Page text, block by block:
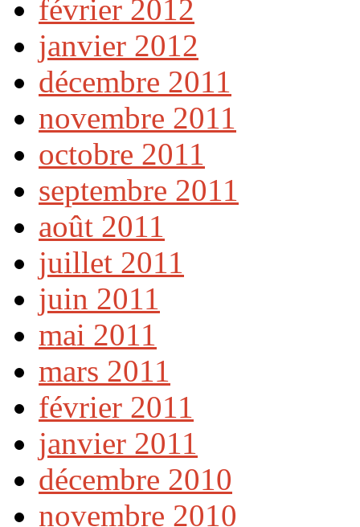
février 2012
janvier 2012
décembre 2011
novembre 2011
octobre 2011
septembre 2011
août 2011
juillet 2011
juin 2011
mai 2011
mars 2011
février 2011
janvier 2011
décembre 2010
novembre 2010